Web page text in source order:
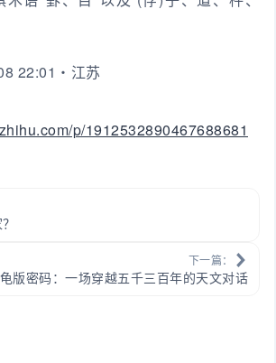
22:01・江苏
p/1912532890467688681
下一篇：
版密码：一场穿越五千三百年的天文对话